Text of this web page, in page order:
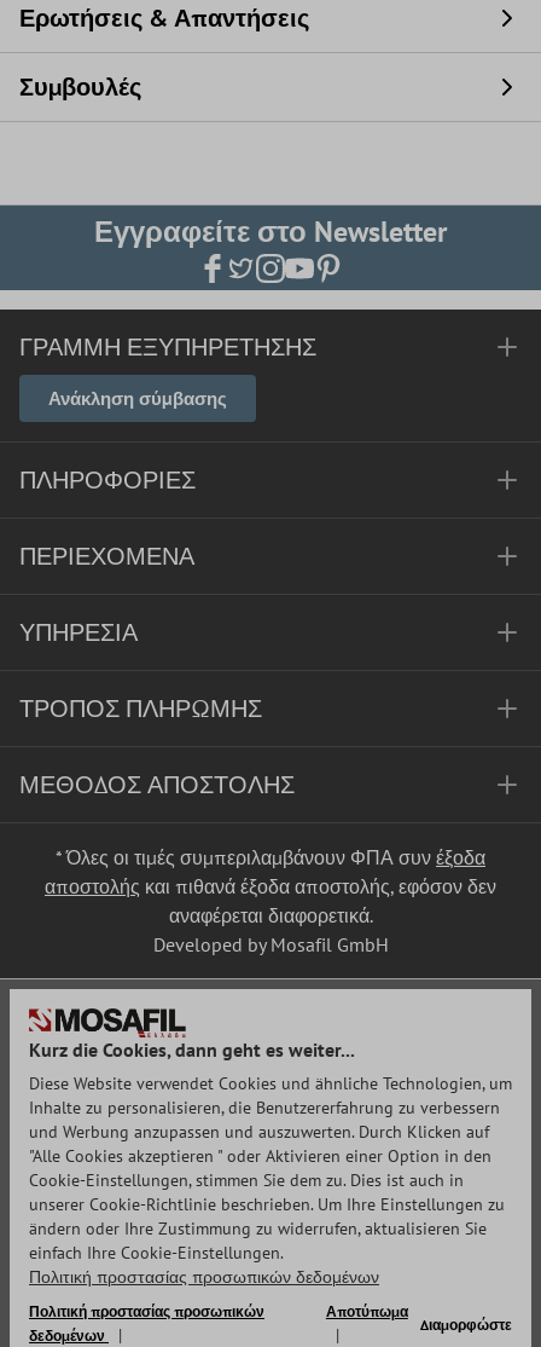
Ερωτήσεις & Απαντήσεις
Συμβουλές
Εγγραφείτε στο Newsletter
ΓΡΑΜΜΉ ΕΞΥΠΗΡΈΤΗΣΗΣ
Ανάκληση σύμβασης
ΠΛΗΡΟΦΟΡΊΕΣ
ΠΕΡΙΕΧΌΜΕΝΑ
ΥΠΗΡΕΣΊΑ
ΤΡΌΠΟΣ ΠΛΗΡΩΜΉΣ
ΜΈΘΟΔΟΣ ΑΠΟΣΤΟΛΉΣ
* Όλες οι τιμές συμπεριλαμβάνουν ΦΠΑ συν έξοδα
αποστολής και πιθανά έξοδα αποστολής, εφόσον δεν
αναφέρεται διαφορετικά.
Developed by Mosafil GmbH
Kurz die Cookies, dann geht es weiter...
Diese Website verwendet Cookies und ähnliche Technologien, um
Inhalte zu personalisieren, die Benutzererfahrung zu verbessern
und Werbung anzupassen und auszuwerten. Durch Klicken auf
"Alle Cookies akzeptieren " oder Aktivieren einer Option in den
Cookie-Einstellungen, stimmen Sie dem zu. Dies ist auch in
unserer Cookie-Richtlinie beschrieben. Um Ihre Einstellungen zu
ändern oder Ihre Zustimmung zu widerrufen, aktualisieren Sie
einfach Ihre Cookie-Einstellungen.
Πολιτική προστασίας προσωπικών δεδομένων
Πολιτική προστασίας προσωπικών
δεδομένων
Αποτύπωμα
Διαμορφώστε